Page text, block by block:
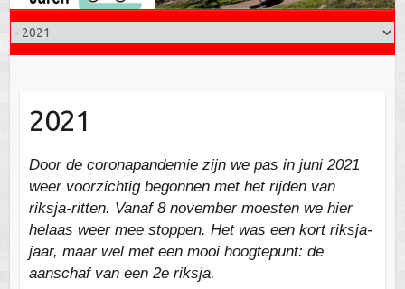
2021
Door de coronapandemie zijn we pas in juni 2021
weer voorzichtig begonnen met het rijden van
riksja-ritten. Vanaf 8 november moesten we hier
helaas weer mee stoppen. Het was een kort riksja-
jaar, maar wel met een mooi hoogtepunt: de
aanschaf van een 2e riksja.